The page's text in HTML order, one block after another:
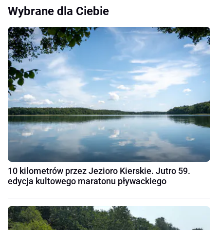
Wybrane dla Ciebie
10 kilometrów przez Jezioro Kierskie. Jutro 59.
edycja kultowego maratonu pływackiego